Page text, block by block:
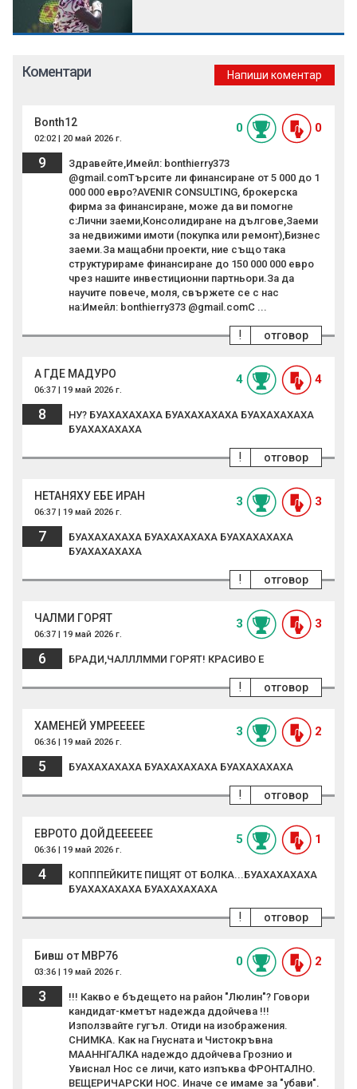
Коментари Напиши коментар
Bonth12
02:02 | 20 май 2026 г.
0 0
9
Здравейте,Имейл: bonthierry373
@gmail.comТърсите ли финансиране от 5 000 до 1
000 000 евро?AVENIR CONSULTING, брокерска
фирма за финансиране, може да ви помогне
с:Лични заеми,Консолидиране на дългове,Заеми
за недвижими имоти (покупка или ремонт),Бизнес
заеми.За мащабни проекти, ние също така
структурираме финансиране до 150 000 000 евро
чрез нашите инвестиционни партньори.За да
научите повече, моля, свържете се с нас
на:Имейл: bonthierry373 @gmail.comС ...
отговор
!
А ГДЕ МАДУРО
06:37 | 19 май 2026 г.
4 4
8
НУ? БУАХАХАХАХА БУАХАХАХАХА БУАХАХАХАХА
БУАХАХАХАХА
отговор
!
НЕТАНЯХУ ЕБЕ ИРАН
06:37 | 19 май 2026 г.
3 3
7
БУАХАХАХАХА БУАХАХАХАХА БУАХАХАХАХА
БУАХАХАХАХА
отговор
!
ЧАЛМИ ГОРЯТ
06:37 | 19 май 2026 г.
3 3
6 БРАДИ,ЧАЛЛЛММИ ГОРЯТ! КРАСИВО Е
отговор
!
ХАМЕНЕЙ УМРЕЕЕЕЕ
06:36 | 19 май 2026 г.
3 2
5 БУАХАХАХАХА БУАХАХАХАХА БУАХАХАХАХА
отговор
!
ЕВРОТО ДОЙДЕЕЕЕЕЕ
06:36 | 19 май 2026 г.
5 1
4
КОПППЕЙКИТЕ ПИЩЯТ ОТ БОЛКА...БУАХАХАХАХА
БУАХАХАХАХА БУАХАХАХАХА
отговор
!
Бивш от МВР76
03:36 | 19 май 2026 г.
0 2
3
!!! Какво е бъдещето на район "Люлин"? Говори
кандидат-кметът надежда ддойчева !!!
Използвайте гугъл. Отиди на изображения.
СНИМКА. Как на Гнусната и Чистокръвна
МААННГАЛКА надеждо ддойчева Грознио и
Увиснал Нос се личи, като изпъква ФРОНТАЛНО.
ВЕЩЕРИЧАРСКИ НОС. Иначе се имаме за "убави".